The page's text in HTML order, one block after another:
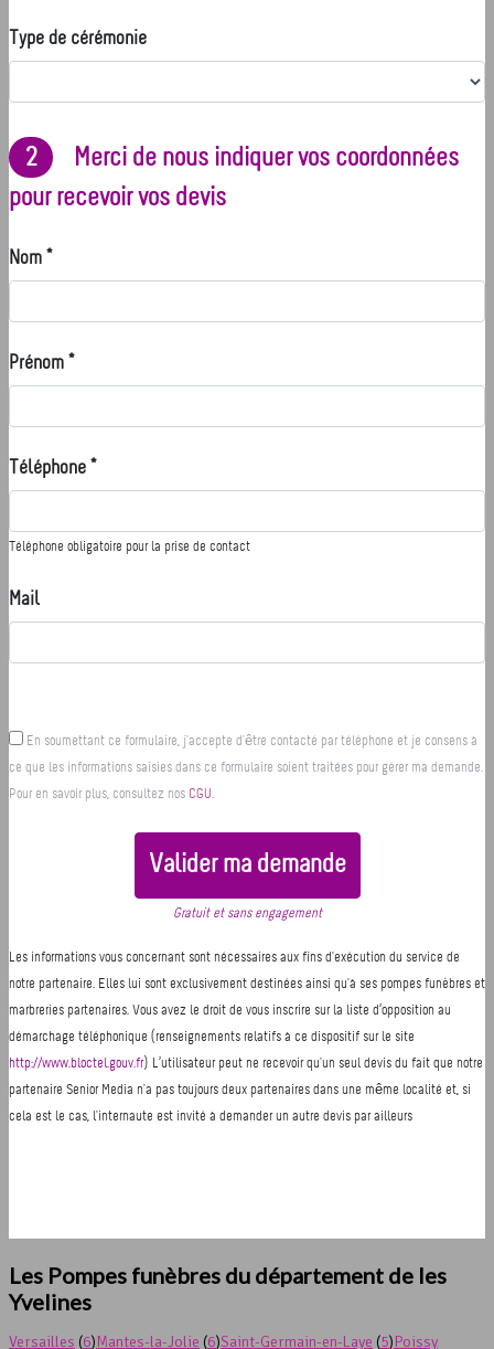
Les Pompes funèbres du département de les
Yvelines
Versailles (6)Mantes-la-Jolie (6)Saint-Germain-en-Laye (5)Poissy